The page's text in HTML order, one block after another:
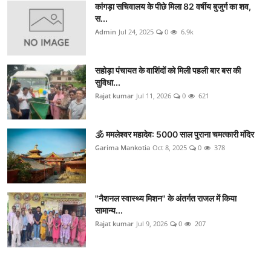
कांगड़ा सचिवालय के पीछे मिला 82 वर्षीय बुजुर्ग का शव,
स...
Admin Jul 24, 2025 0 6.9k
सहोड़ा पंचायत के वाशिंदों को मिली पहली बार बस की
सुविधा...
Rajat kumar Jul 11, 2026 0 621
🕉️ ममलेश्वर महादेव: 5000 साल पुराना चमत्कारी मंदिर
Garima Mankotia Oct 8, 2025 0 378
"नैशनल स्वास्थ्य मिशन" के अंतर्गत राजल में किया
सामान्य...
Rajat kumar Jul 9, 2026 0 207